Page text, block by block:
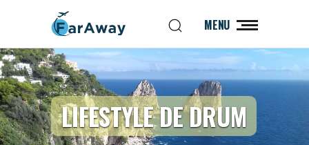
MENU
LIFESTYLE DE DRUM